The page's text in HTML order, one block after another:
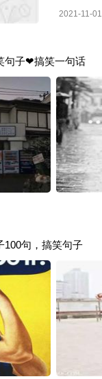
2021-11-01
句子❤搞笑一句话
100句，搞笑句子